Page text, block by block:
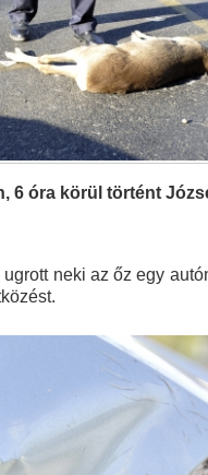
6 óra körül történt
neki az őz egy